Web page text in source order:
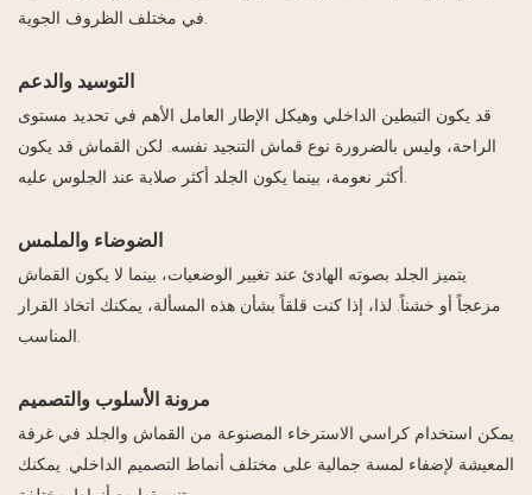
التوسيد والدعم
قد يكون التبطين الداخلي وهيكل الإطار العامل الأهم في تحديد مستوى
الراحة، وليس بالضرورة نوع قماش التنجيد نفسه. لكن القماش قد يكون
الضوضاء والملمس
يتميز الجلد بصوته الهادئ عند تغيير الوضعيات، بينما لا يكون القماش
مزعجاً أو خشناً. لذا، إذا كنت قلقاً بشأن هذه المسألة، يمكنك اتخاذ القرار
مرونة الأسلوب والتصميم
يمكن استخدام كراسي الاسترخاء المصنوعة من القماش والجلد في غرفة
المعيشة لإضفاء لمسة جمالية على مختلف أنماط التصميم الداخلي. يمكنك